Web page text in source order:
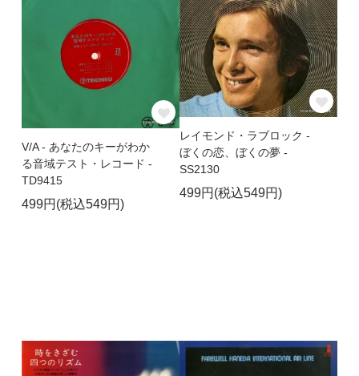
V/A - あなたのキーがわか
る音域テスト・レコード -
TD9415
499円(税込549円)
レイモンド・ラブロック -
ぼくの恋、ぼくの夢 -
SS2130
499円(税込549円)